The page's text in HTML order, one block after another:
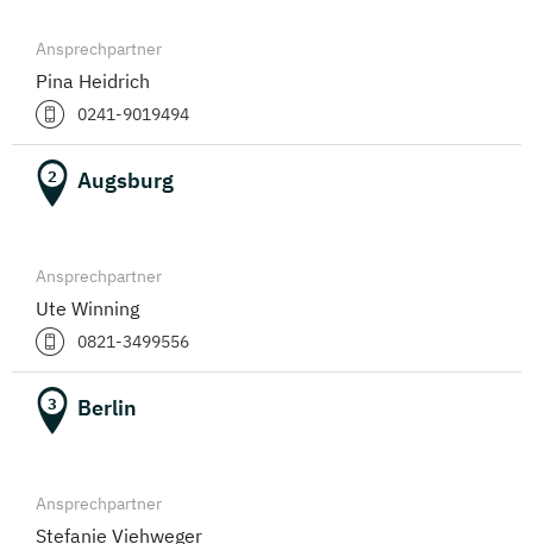
Ansprechpartner
Pina Heidrich
0241-9019494
2 Augsburg
Ansprechpartner
Ute Winning
0821-3499556
3 Berlin
Ansprechpartner
Stefanie Viehweger